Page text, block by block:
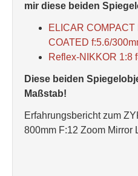
mir diese beiden
ELICAR COMPACT
COATED f:5.6/
Reflex-NIKKOR 1:8
Diese beiden
Maßstab!
Erfahrungsbericht zum
800mm F:12 Zoom Mirror